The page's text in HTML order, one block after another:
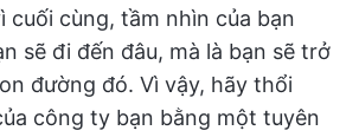
cuối cùng, tầm nhìn của bạn
sẽ đi đến đâu, mà là bạn sẽ trở
đường đó. Vì vậy, hãy thổi
công ty bạn bằng một tuyên